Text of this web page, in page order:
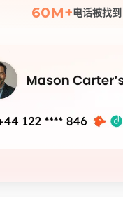
60M+电话被找到